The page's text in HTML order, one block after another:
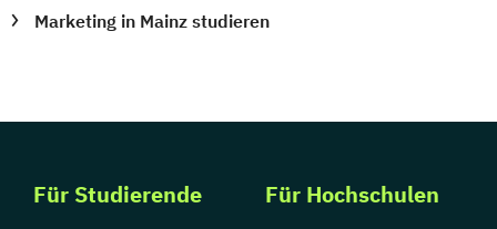
Marketing in Mainz studieren
Für Studierende Für Hochschulen